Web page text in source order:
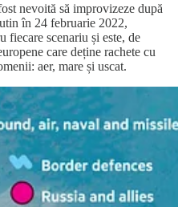
nevoită să improvizeze după
în 24 februarie 2022,
fiecare scenariu și este, de
care deține rachete cu
aer, mare și uscat.